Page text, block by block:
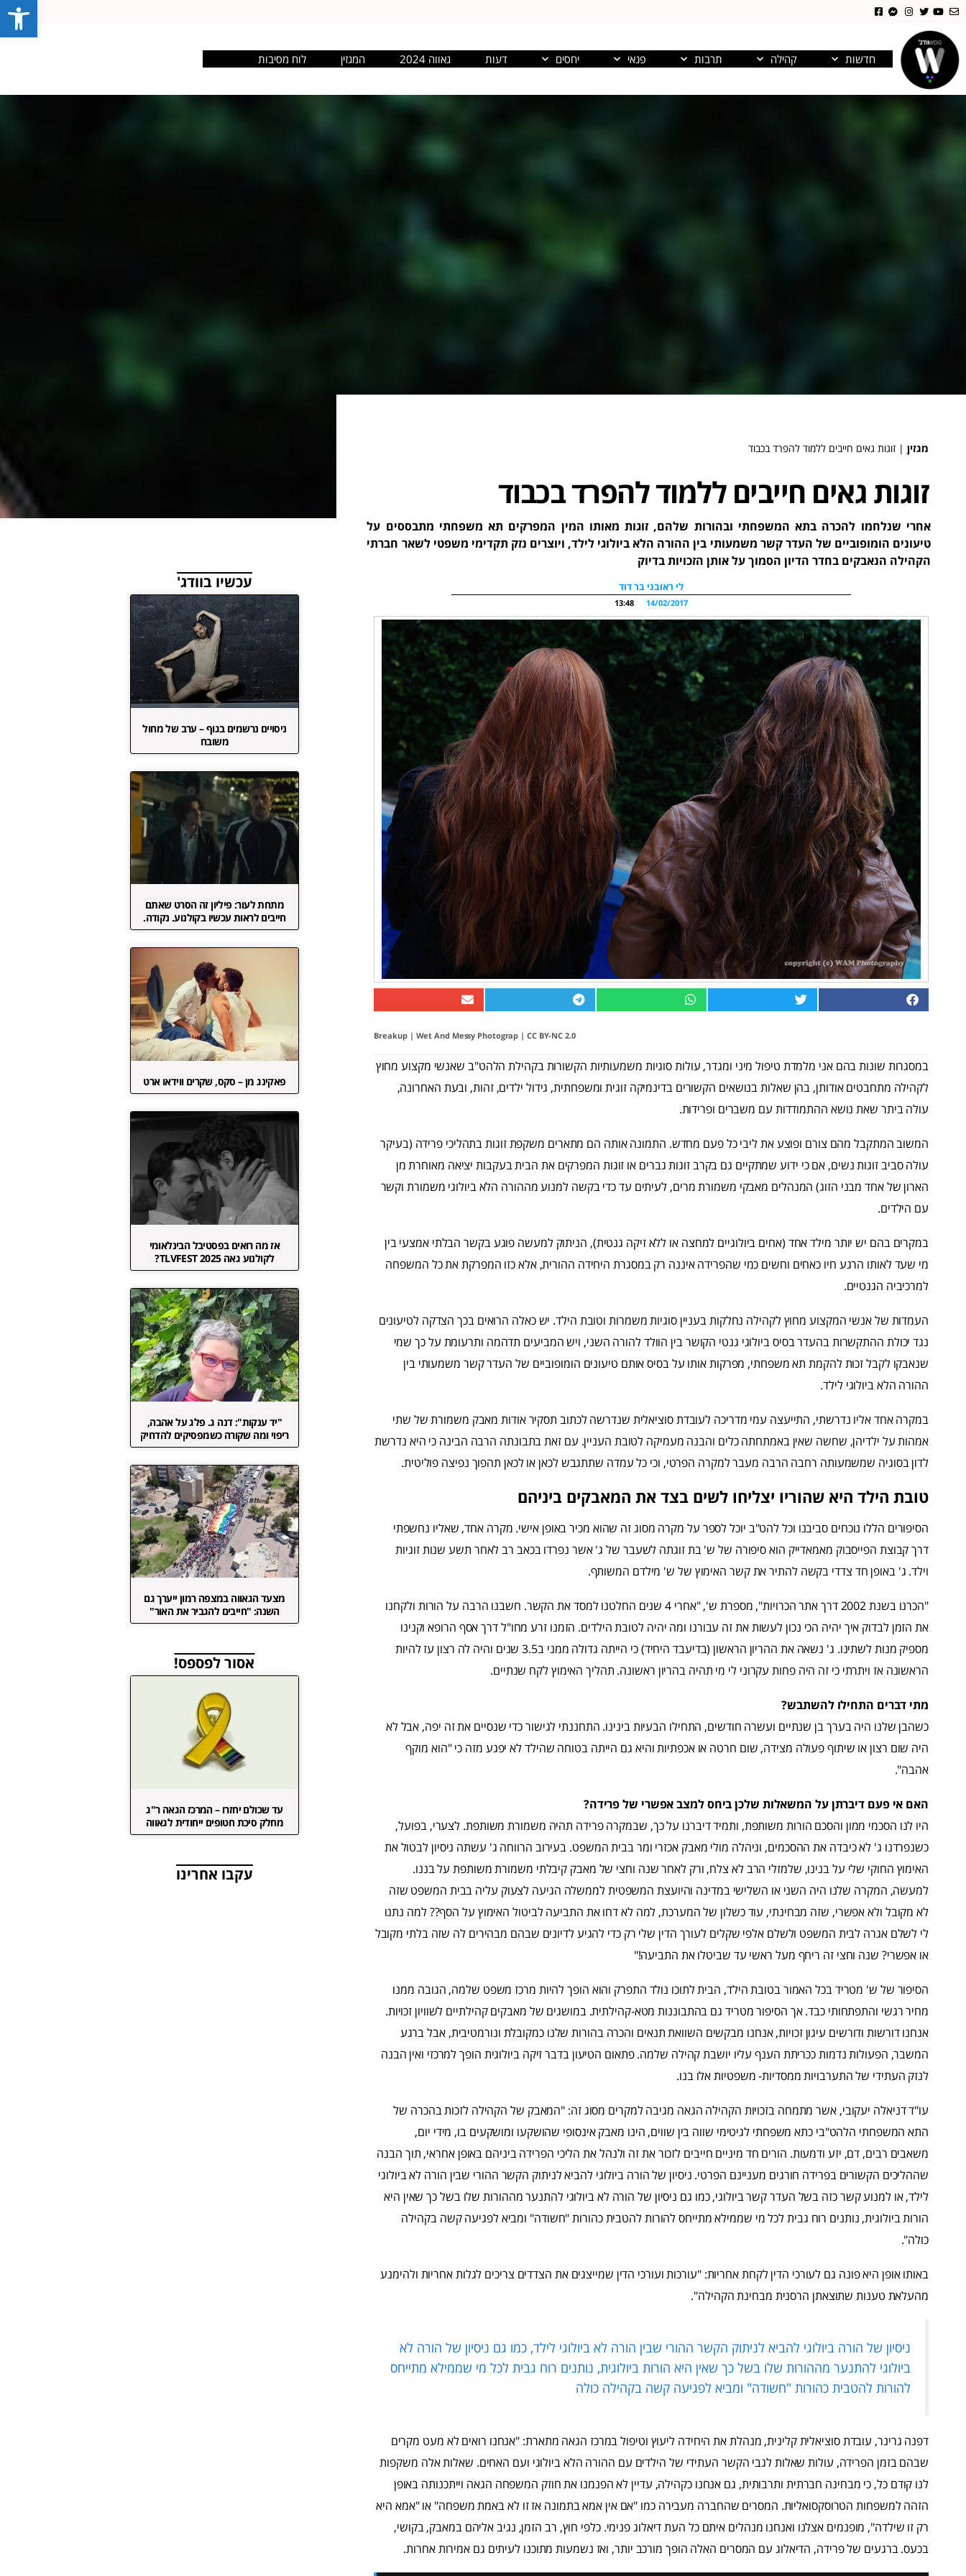
חדשות קהילה תרבות פנאי יחסים דעות גאווה 2024 המגזין לוח מסיבות
מגזין ֻ| זוגות גאים חייבים ללמוד להפרד בכבוד
זוגות גאים חייבים ללמוד להפרד בכבוד
אחרי שנלחמו להכרה בתא המשפחתי ובהורות שלהם, זוגות מאותו המין המפרקים תא משפחתי מתבססים על
טיעונים הומופוביים של העדר קשר משמעותי בין ההורה הלא ביולוגי לילד, ויוצרים נזק תקדימי משפטי לשאר חברתי
הקהילה הנאבקים בחדר הדיון הסמוך על אותן הזכויות בדיוק
לי ראובני בר דוד
14/02/2017
13:48
Breakup| Wet And Messy Photograp | CC BY-NC 2.0
במסגרות שונות בהם אני מלמדת טיפול מיני ומגדר, עולות סוגיות משמעותיות הקשורות בקהילת הלהט"ב שאנשי מקצוע מחוץ
לקהילה מתחבטים אודותן, בהן שאלות בנושאים הקשורים בדינמיקה זוגית ומשפחתית, גידול ילדים, זהות, ובעת האחרונה,
עולה ביתר שאת נושא ההתמודדות עם משברים ופרידות.
המשוב המתקבל מהם צורם ופוצע את ליבי כל פעם מחדש. התמונה אותה הם מתארים משקפת זוגות בתהליכי פרידה (בעיקר
עולה סביב זוגות נשים, אם כי ידוע שמתקיים גם בקרב זוגות גברים או זוגות המפרקים את הבית בעקבות יציאה מאוחרת מן
הארון של אחד מבני הזוג) המנהלים מאבקי משמורת מרים, לעיתים עד כדי בקשה למנוע מההורה הלא ביולוגי משמורת וקשר
עם הילדים.
במקרים בהם יש יותר מילד אחד (אחים ביולוגיים למחצה או ללא זיקה גנטית), הניתוק למעשה פוגע בקשר הבלתי אמצעי בין
מי שעד לאותו הרגע חיו כאחים וחשים כמי שהפרידה איננה רק במסגרת היחידה ההורית, אלא כזו המפרקת את כל המשפחה
למרכיביה הגנטיים.
העמדות של אנשי המקצוע מחוץ לקהילה נחלקות בעניין סוגיות משמרות וטובת הילד. יש כאלה הרואים בכך הצדקה לטיעונים
נגד יכולת ההתקשרות בהעדר בסיס ביולוגי גנטי הקושר בין הוולד להורה השני, ויש המביעים תדהמה ותרעומת על כך שמי
שנאבקו לקבל זכות להקמת תא משפחתי, מפרקות אותו על בסיס אותם טיעונים הומופוביים של העדר קשר משמעותי בין
ההורה הלא ביולוגי לילד.
במקרה אחד אליו נדרשתי, התייעצה עמי מדריכה לעובדת סוציאלית שנדרשה לכתוב תסקיר אודות מאבק משמורת של שתי
אמהות על ילדיהן, שחשה שאין באמתחתה כלים והבנה מעמיקה לטובת העניין. עם זאת בתבונתה הרבה הבינה כי היא נדרשת
לדון בסוגיה שמשמעותה רחבה הרבה מעבר למקרה הפרטי, וכי כל עמדה שתתגבש לכאן או לכאן תהפוך נפיצה פוליטית.
טובת הילד היא שהוריו יצליחו לשים בצד את המאבקים ביניהם
הסיפורים הללו נוכחים סביבנו וכל להט"ב יוכל לספר על מקרה מסוג זה שהוא מכיר באופן אישי. מקרה אחד, שאליו נחשפתי
דרך קבוצת הפייסבוק מאמאדייק הוא סיפורה של ש' בת זוגתה לשעבר של ג' אשר נפרדו בכאב רב לאחר תשע שנות זוגיות
וילד. ג' באופן חד צדדי בקשה להתיר את קשר האימוץ של ש' מילדם המשותף.
"הכרנו בשנת 2002 דרך אתר הכרויות", מספרת ש', "אחרי 4 שנים החלטנו למסד את הקשר. חשבנו הרבה על הורות ולקחנו
את הזמן לבדוק איך יהיה הכי נכון לעשות את זה עבורנו ומה יהיה לטובת הילדים. הזמנו זרע מחו"ל דרך אסף הרופא וקנינו
מספיק מנות לשתינו. ג' נשאה את ההריון הראשון (בדיעבד היחיד) כי הייתה גדולה ממני ב3.5 שנים והיה לה רצון עז להיות
הראשונה אז ויתרתי כי זה היה פחות עקרוני לי מי תהיה בהריון ראשונה. תהליך האימוץ לקח שנתיים.
מתי דברים התחילו להשתבש?
כשהבן שלנו היה בערך בן שנתיים ועשרה חודשים, התחילו הבעיות בינינו. התחננתי לגישור כדי שנסיים את זה יפה, אבל לא
היה שום רצון או שיתוף פעולה מצידה, שום חרטה או אכפתיות והיא גם הייתה בטוחה שהילד לא יפגע מזה כי "הוא מוקף
אהבה".
האם אי פעם דיברתן על המשאלות שלכן ביחס למצב אפשרי של פרידה?
היו לנו הסכמי ממון והסכם הורות משותפת, ותמיד דיברנו על כך, שבמקרה פרידה תהיה משמורת משותפת. לצערי, בפועל,
כשנפרדנו ג' לא כיבדה את ההסכמים, וניהלה מולי מאבק אכזרי ומר בבית המשפט. בעירוב הרווחה ג' עשתה ניסיון לבטול את
האימוץ החוקי שלי על בנינו, שלמזלי הרב לא צלח, ורק לאחר שנה וחצי של מאבק קיבלתי משמורת משותפת על בננו.
למעשה, המקרה שלנו היה השני או השלישי במדינה והיועצת המשפטית לממשלה הגיעה לצעוק עליה בבית המשפט שזה
לא מקובל ולא אפשרי, שזה מבחינתי, עוד כשלון של המערכת, למה לא דחו את התביעה לביטול האימוץ על הסף?? למה נתנו
לי לשלם אגרה לבית המשפט ולשלם אלפי שקלים לעורך הדין שלי רק כדי להגיע לדיונים שבהם מבהירים לה שזה בלתי מקובל
או אפשרי? שנה וחצי זה ריחף מעל ראשי עד שביטלו את התביעה!"
הסיפור של ש' מטריד בכל האמור בטובת הילד, הבית לתוכו נולד התפרק והוא הופך להיות מרכז משפט שלמה, הגובה ממנו
מחיר רגשי והתפתחותי כבד. אך הסיפור מטריד גם בהתבוננות מטא-קהילתית. במושגים של מאבקים קהילתיים לשוויון זכויות.
אנחנו דורשות ודורשים עיגון זכויות, אנחנו מבקשים השוואת תנאים והכרה בהורות שלנו כמקובלת ונורמטיבית, אבל ברגע
המשבר, הפעולות נדמות ככריתת הענף עליו יושבת קהילה שלמה. פתאום הטיעון בדבר זיקה ביולוגית הופך למרכזי ואין הבנה
לנזק העתידי של התערבויות ממסדיות- משפטיות אלו בנו.
עו"ד דניאלה יעקובי, אשר מתמחה בזכויות הקהילה הגאה מגיבה למקרים מסוג זה: "המאבק של הקהילה לזכות בהכרה של
התא המשפחתי הלהט"בי כתא משפחתי לגיטימי שווה בין שווים, הינו מאבק אינסופי שהושקעו ומושקעים בו, מידי יום,
משאבים רבים, דם, יזע ודמעות. הורים חד מיניים חייבים לזכור את זה ולנהל את הליכי הפרידה ביניהם באופן אחראי, תוך הבנה
שההליכים הקשורים בפרידה חורגים מעניינם הפרטי. ניסיון של הורה ביולוגי להביא לניתוק הקשר ההורי שבין הורה לא ביולוגי
לילד, או למנוע קשר כזה בשל העדר קשר ביולוגי, כמו גם ניסיון של הורה לא ביולוגי להתנער מההורות שלו בשל כך שאין היא
הורות ביולוגית, נותנים רוח גבית לכל מי שממילא מתייחס להורות להטבית כהורות "חשודה" ומביא לפגיעה קשה בקהילה
כולה".
באותו אופן היא פונה גם לעורכי הדין לקחת אחריות: "עורכות ועורכי הדין שמייצגים את הצדדים צריכים לגלות אחריות ולהימנע
מהעלאת טענות שתוצאתן הרסנית מבחינת הקהילה".
ניסיון של הורה ביולוגי להביא לניתוק הקשר ההורי שבין הורה לא ביולוגי לילד, כמו גם ניסיון של הורה לא
ביולוגי להתנער מההורות שלו בשל כך שאין היא הורות ביולוגית, נותנים רוח גבית לכל מי שממילא מתייחס
להורות להטבית כהורות "חשודה" ומביא לפגיעה קשה בקהילה כולה
דפנה גרינר, עובדת סוציאלית קלינית, מנהלת את היחידה ליעוץ וטיפול במרכז הגאה מתארת: "אנחנו רואים לא מעט מקרים
שבהם בזמן הפרידה, עולות שאלות לגבי הקשר העתידי של הילדים עם ההורה הלא ביולוגי ועם האחים. שאלות אלה משקפות
לנו קודם כל, כי מבחינה חברתית ותרבותית, גם אנחנו כקהילה, עדיין לא הפנמנו את חוזק המשפחה הגאה וייתכנותה באופן
הזהה למשפחות הטרוסקסואליות. המסרים שהחברה מעבירה כמו "אם אין אמא בתמונה אז זו לא באמת משפחה" או "אמא היא
רק זו שילדה", מופנמים אצלנו ואנחנו מנהלים איתם כל העת דיאלוג פנימי. כלפי חוץ, רב הזמן, נגיב אליהם במאבק, בקושי,
בכעס. ברגעים של פרידה, הדיאלוג עם המסרים האלה הופך מורכב יותר, ואז נשמעות מתוכנו לעיתים גם אמירות אחרות.
עכשיו בוודג'
ניסויים נרשמים בגוף – ערב של מחול
משובח
מתחת לעור: פיליון זה הסרט שאתם
חייבים לראות עכשיו בקולנוע. נקודה.
פאקינג מן – סקס, שקרים ווידאו ארט
אז מה רואים בפסטיבל הבינלאומי
לקולנוע גאה TLVFEST 2025?
"יד ענקות": דנה ג. פלג על אהבה,
ריפוי ומה שקורה כשמפסיקים להדחיק
מצעד הגאווה במצפה רמון ייערך גם
השנה: "חייבים להגביר את האור"
אסור לפספס!
עד שכולם יחזרו – המרכז הגאה ר"ג
מחלק סיכת חטופים ייחודית לגאווה
עקבו אחרינו